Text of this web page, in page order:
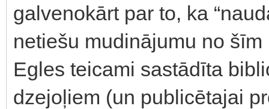
galvenokārt par to, ka
netiešu mudinājumu no
Egles teicami sastādīta
dzejoļiem (un publicētajai